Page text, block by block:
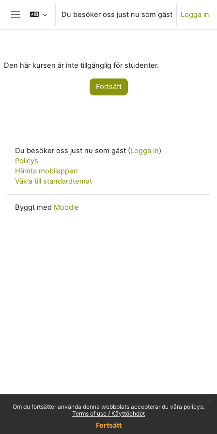
Gå direkt till huvudinnehåll
Om du fortsätter använda denna webbplats accepterar du våra policys:
Terms of use / Käyttöehdot
Fortsätt
Du besöker oss just nu som gäst Logga in
Den här kursen är inte tillgänglig för studenter.
Fortsätt
Du besöker oss just nu som gäst (Logga in)
Policys
Hämta mobilappen
Växla till standardtemat
Byggt med Moodle